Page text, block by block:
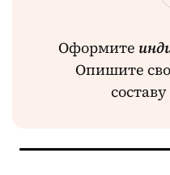
Оформите
Опишите